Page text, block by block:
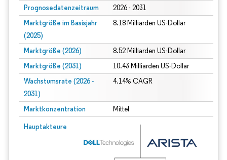
Prognosedatenzeitraum 2026 - 2031
Marktgröße im Basisjahr
(2025)
8.18 Milliarden US-Dollar
Marktgröße (2026) 8.52 Milliarden US-Dollar
Marktgröße (2031) 10.43 Milliarden US-Dollar
Wachstumsrate (2026 -
2031)
4.14% CAGR
Marktkonzentration Mittel
Hauptakteure
Bild © Mordor Intelligence. Wiederverwendung erfordert Namensnennung